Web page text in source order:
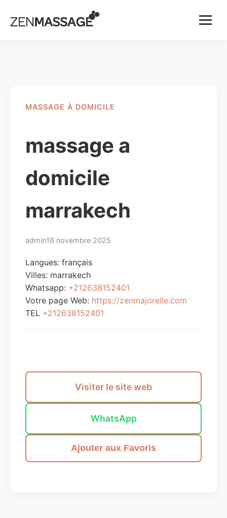
MASSAGE À DOMICILE
massage a
domicile
marrakech
admin16 novembre 2025
Langues: français
Villes: marrakech
Whatsapp: +212638152401
Votre page Web: https://zenmajorelle.com
TEL +212638152401
Visiter le site web
WhatsApp
Ajouter aux Favoris